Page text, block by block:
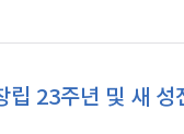
23주년 및 새 성